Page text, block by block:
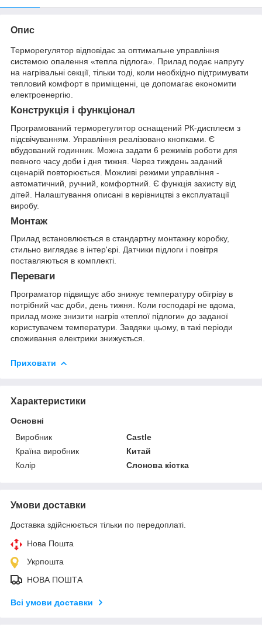
Опис
Терморегулятор відповідає за оптимальне управління
системою опалення «тепла підлога». Прилад подає напругу
на нагрівальні секції, тільки тоді, коли необхідно підтримувати
тепловий комфорт в приміщенні, це допомагає економити
електроенергію.
Конструкція і функціонал
Програмований терморегулятор оснащений РК-дисплеєм з
підсвічуванням. Управління реалізовано кнопками. Є
вбудований годинник. Можна задати 6 режимів роботи для
певного часу доби і дня тижня. Через тиждень заданий
сценарій повторюється. Можливі режими управління -
автоматичний, ручний, комфортний. Є функція захисту від
дітей. Налаштування описані в керівництві з експлуатації
виробу.
Монтаж
Прилад встановлюється в стандартну монтажну коробку,
стильно виглядає в інтер'єрі. Датчики підлоги і повітря
поставляються в комплекті.
Переваги
Програматор підвищує або знижує температуру обігріву в
потрібний час доби, день тижня. Коли господарі не вдома,
прилад може знизити нагрів «теплої підлоги» до заданої
користувачем температури. Завдяки цьому, в такі періоди
споживання електрики знижується.
Приховати
Характеристики
Основні
Виробник
Castle
Країна виробник
Китай
Колір
Слонова кістка
Умови доставки
Доставка здійснюється тільки по передоплаті.
Нова Пошта
Укрпошта
НОВА ПОШТА
Всі умови доставки